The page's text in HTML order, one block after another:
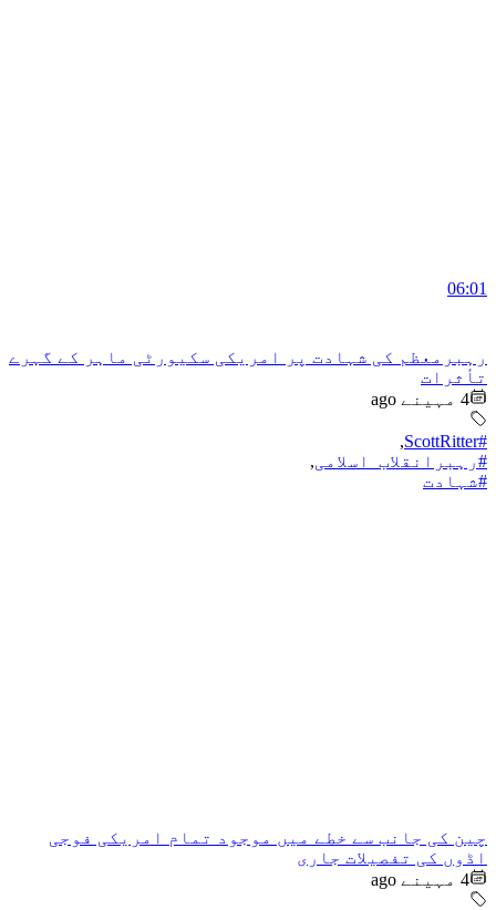
06:01
رہبرمعظم کی شہادت پر امریکی سکیورٹی ماہر کے گہرے
تأثرات
4 مہینے ago
#ScottRitter
,
#رہبرانقلاب_اسلامی,
#شہادت
چین کی جانب سے خطے میں موجود تمام امریکی فوجی
اڈوں کی تفصیلات جاری
4 مہینے ago